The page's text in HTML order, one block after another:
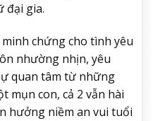
đại gia.
chứng cho tình yêu
nhường nhịn, yêu
quan tâm từ những
mụn con, cả 2 vẫn hài
hưởng niềm an vui tuổi